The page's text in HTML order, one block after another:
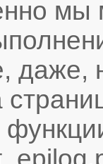
мы
даже,